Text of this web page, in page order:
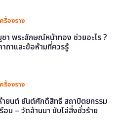
รื่องราง
ชา พระลักษณ์หน้าทอง ช่วยอะไร ?
าถาและข้อห้ามที่ควรรู้
รื่องราง
ำยนต์ ยันต์ศักดิ์สิทธิ์ สถาปัตยกรรม
รือน – วัดล้านนา ขับไล่สิ่งชั่วร้าย